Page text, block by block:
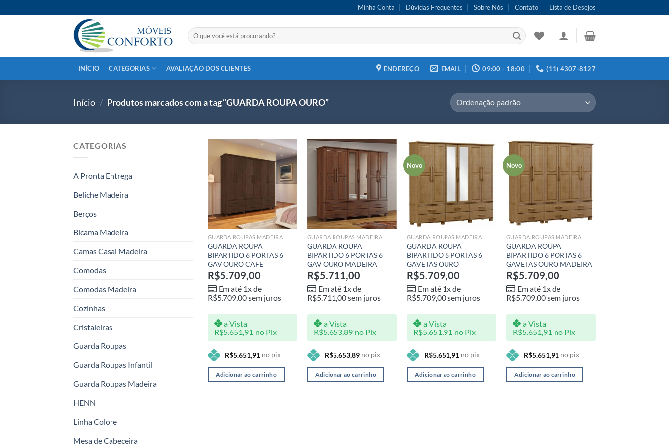
to
Minha Conta Dúvidas Frequentes Sobre Nós Contato Lista de Desejos
Pesquisar
por:
INÍCIO CATEGORIAS AVALIAÇÃO DOS CLIENTES ENDEREÇO EMAIL 09:00 - 18:00 (11) 4307-8127
Início / Produtos marcados com a tag “GUARDA ROUPA OURO”
CATEGORIAS
A Pronta Entrega
Beliche Madeira
Berços
Bicama Madeira
Camas Casal Madeira
Comodas
Comodas Madeira
Cozinhas
Cristaleiras
Guarda Roupas
Guarda Roupas Infantil
Guarda Roupas Madeira
HENN
Linha Colore
Mesa de Cabeceira
Adicionar
desejos
GUARDA ROUPAS MADEIRA
GUARDA ROUPA
BIPARTIDO 6 PORTAS 6
GAV OURO CAFE
R$5.709,00
Em até 1x de
R$5.709,00sem juros
a Vista
R$5.651,91 no Pix
R$5.651,91 no pix
Adicionar ao carrinho
Adicionar
desejos
GUARDA ROUPAS MADEIRA
GUARDA ROUPA
BIPARTIDO 6 PORTAS 6
GAV OURO MADEIRA
R$5.711,00
Em até 1x de
R$5.711,00sem juros
a Vista
R$5.653,89 no Pix
R$5.653,89no pix
Adicionar ao carrinho
Novo
desejos
GUARDA ROUPAS MADEIRA
GUARDA ROUPA
BIPARTIDO 6 PORTAS 6
GAVETAS OURO
R$5.709,00
Em até 1x de
R$5.709,00sem juros
a Vista
R$5.651,91 no Pix
R$5.651,91 no pix
Adicionar ao carrinho
Novo
desejos
GUARDA ROUPAS MADEIRA
GUARDA ROUPA
BIPARTIDO 6 PORTAS 6
GAVETAS OURO MADEIRA
R$5.709,00
Em até 1x de
R$5.709,00sem juros
a Vista
R$5.651,91 no Pix
R$5.651,91 no pix
Adicionar ao carrinho